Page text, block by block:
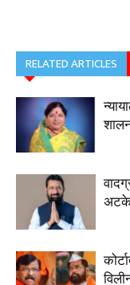
RELATED ARTICLES